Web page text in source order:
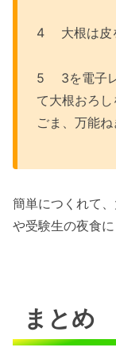
4 大根は皮
5 3を電子レ
て大根おろ
ごま、万能ね
簡単につくれて
や受験生の夜食
まとめ